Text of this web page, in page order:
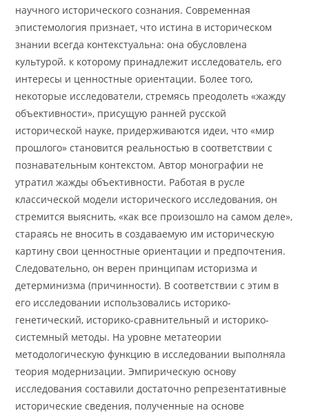
научного исторического сознания. Современная
эпистемология признает, что истина в историческом
знании всегда контекстуальна: она обусловлена ​​
культурой. к которому принадлежит исследователь, его
интересы и ценностные ориентации. Более того,
некоторые исследователи, стремясь преодолеть «жажду
объективности», присущую ранней русской
исторической науке, придерживаются идеи, что «мир
прошлого» становится реальностью в соответствии с
познавательным контекстом. Автор монографии не
утратил жажды объективности. Работая в русле
классической модели исторического исследования, он
стремится выяснить, «как все произошло на самом деле»,
стараясь не вносить в создаваемую им историческую
картину свои ценностные ориентации и предпочтения.
Следовательно, он верен принципам историзма и
детерминизма (причинности). В соответствии с этим в
его исследовании использовались историко-
генетический, историко-сравнительный и историко-
системный методы. На уровне метатеории
методологическую функцию в исследовании выполняла
теория модернизации. Эмпирическую основу
исследования составили достаточно репрезентативные
исторические сведения, полученные на основе